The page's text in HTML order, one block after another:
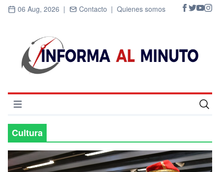
06 Aug, 2026 | Contacto | Quienes somos
Abrir menú
Inicio
Cultura
Deportes
Cultura